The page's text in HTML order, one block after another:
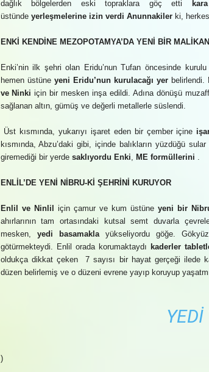
dağlık bölgelerden eski topraklara göç etti
üstünde yerleşmelerine izin verdi Anunnakilerki, herkes
ENKİ KENDİNE MEZOPOTAMYA’DA YENİ BİR
Enki’nin ilk şehri olan Eridu’nun Tufan öncesinde
hemen üstüne yeni Eridu’nun kurulacağı yerbelirlendi.
ve Ninki için bir mesken inşa edildi. Adına dönüşü
sağlanan altın, gümüş ve değerli metallerle süslendi.
Üst kısmında, yukarıyı işaret eden bir çember içine
kısmında, Abzu’daki gibi, içinde balıkların yüzdüğü
giremediği bir yerde saklıyordu Enki, ME formüllerini .
ENLİL’DE YENİ NİBRU-Kİ ŞEHRİNİ KURUYOR
Enlil ve Ninlil için çamur ve kum üstüne yeni bir
ahırlarının tam ortasındaki kutsal semt duvarla
mesken, yedi basamaklayükseliyordu göğe.
götürmekteydi. Enlil orada korumaktaydı kaderler
oldukça dikkat çeken 7 sayısı bir hayat gerçeği ilede
düzen belirlemiş ve o düzeni evrene yayıp koruyup
YEDI
)